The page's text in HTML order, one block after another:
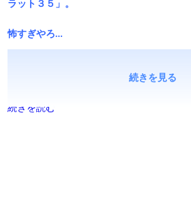
ラット３５」。
怖すぎやろ…
続きを読む
続きを見る